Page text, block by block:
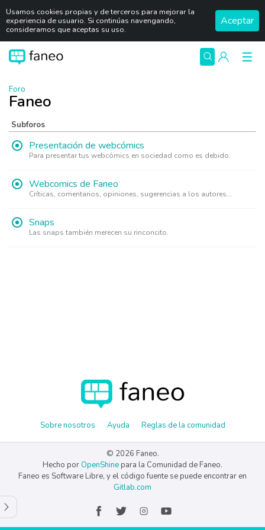
Usamos cookies propias y de terceros para mejorar la
experiencia de usuario. Si continúas navengando,
consideramos que aceptas su uso.
Aceptar
Foro
Faneo
Subforos
Presentación de webcómics
Para presentar tus webcómics en sociedad como es debido.
Webcomics de Faneo
Críticas, comentarios, opiniones, sugerencias a los autores...
Snaps
Las snaps también merecen su rinconcito.
Sobre nosotros Ayuda Reglas de la comunidad
© 2026 Faneo.
Hecho por OpenShine para la Comunidad de Faneo.
Faneo es Software Libre, y el código fuente se puede encontrar en
Gitlab.com